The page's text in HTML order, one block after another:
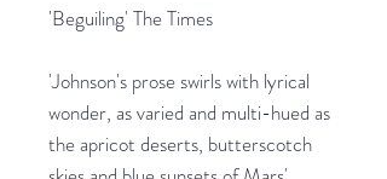
'Beguiling' The Times
'Johnson's prose swirls with lyrical
wonder, as varied and multi-hued as
the apricot deserts, butterscotch